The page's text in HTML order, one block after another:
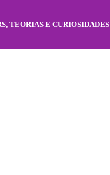
TEORIAS E CURIOSIDADES